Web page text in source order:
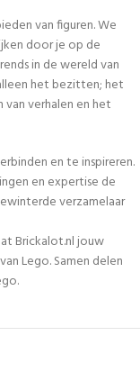
van figuren. We
door je op de
in de wereld van
het bezitten; het
verhalen en het
en te inspireren.
en expertise de
verzamelaar
Brickalot.nl jouw
Lego. Samen delen